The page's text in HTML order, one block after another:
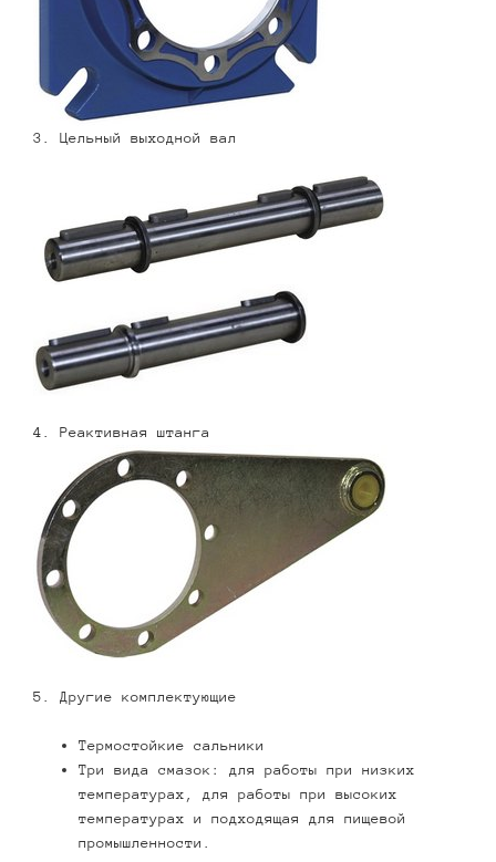
3. Цельный выходной вал
4. Реактивная штанга
5. Другие комплектующие
Термостойкие сальники
Три вида смазок: для работы при низких
температурах, для работы при высоких
температурах и подходящая для пищевой
промышленности.